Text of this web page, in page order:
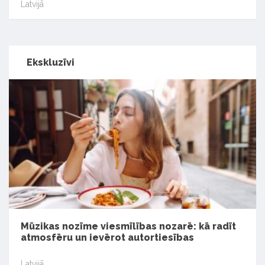
Latvijā
Ekskluzīvi
Mūzikas nozīme viesmīlības nozarē: kā radīt
atmosfēru un ievērot autortiesības